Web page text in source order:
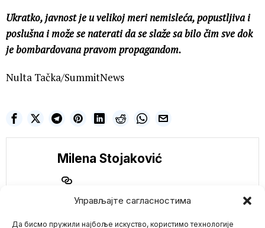
Управљајте сагласностима
Да бисмо пружили најбоље искуство, користимо технологије
Ukratko, javnost je u velikoj meri nemisleća, popustljiva i
poslušna i može se naterati da se slaže sa bilo čim sve dok
je bombardovana pravom propagandom.
Nulta Tačka/SummitNews
Milena Stojaković